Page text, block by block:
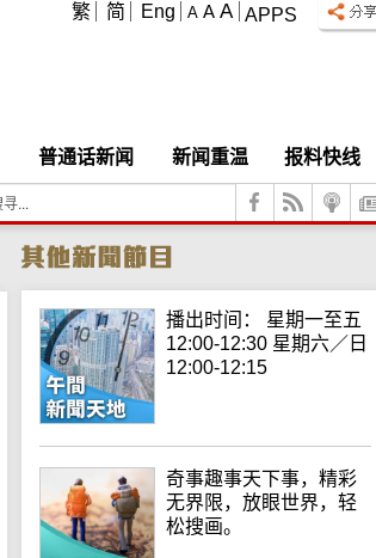
APPS
A A A
繁 简 Eng
普通话新闻 新闻重温 报料快线
播出时间： 星期一至五
12:00-12:30 星期六／日
12:00-12:15
奇事趣事天下事，精彩
无界限，放眼世界，轻
松搜画。